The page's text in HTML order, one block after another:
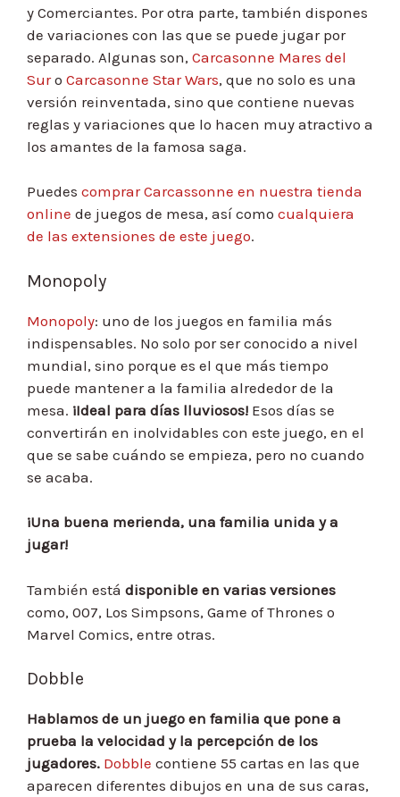
y Comerciantes. Por otra parte, también dispones
de variaciones con las que se puede jugar por
separado. Algunas son, Carcasonne Mares del
Suro Carcasonne Star Wars, que no solo es una
versión reinventada, sino que contiene nuevas
reglas y variaciones que lo hacen muy atractivo a
los amantes de la famosa saga.
Puedes comprar Carcassonne en nuestra tienda
online de juegos de mesa, así como cualquiera
de las extensiones de este juego.
Monopoly
Monopoly: uno de los juegos en familia más
indispensables. No solo por ser conocido a nivel
mundial, sino porque es el que más tiempo
puede mantener a la familia alrededor de la
mesa. ¡Ideal para días lluviosos! Esos días se
convertirán en inolvidables con este juego, en el
que se sabe cuándo se empieza, pero no cuando
se acaba.
¡Una buena merienda, una familia unida y a
jugar!
También está disponible en varias versiones
como, 007, Los Simpsons, Game of Thrones o
Marvel Comics, entre otras.
Dobble
Hablamos de un juego en familia que pone a
prueba la velocidad y la percepción de los
jugadores. Dobble contiene 55 cartas en las que
aparecen diferentes dibujos en una de sus caras,